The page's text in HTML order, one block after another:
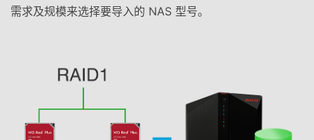
需求及规模来选择要导入的 NAS 型号。